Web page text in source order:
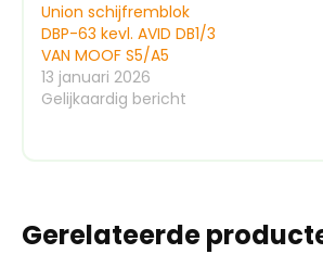
Union schijfremblok
DBP-63 kevl. AVID DB1/3
VAN MOOF S5/A5
13 januari 2026
Gelijkaardig bericht
Gerelateerde